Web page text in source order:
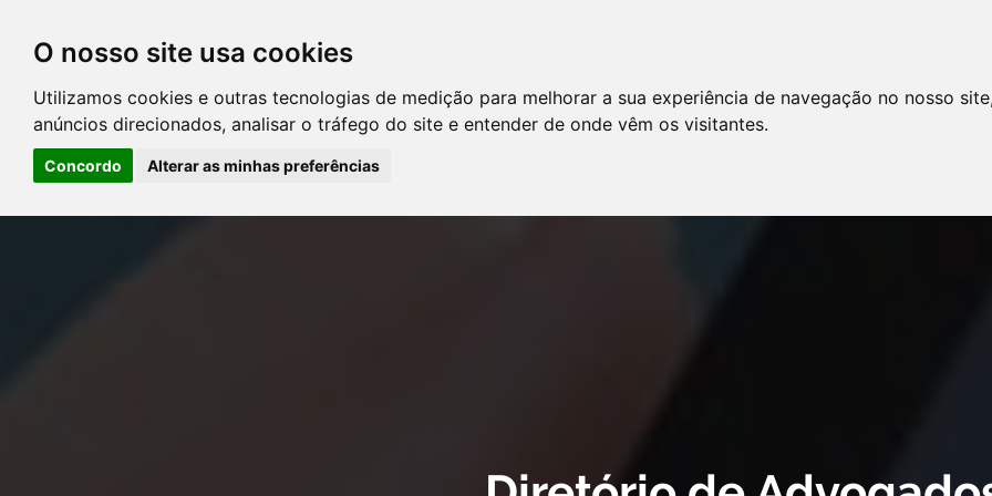
O nosso site usa cookies
Utilizamos cookies e outras tecnologias de medição para melhorar a sua experiência de navegação no nosso
anúncios direcionados, analisar o tráfego do site e entender de onde vêm os visitantes.
Concordo Alterar as minhas preferências
DIRETÓRIO DE ADVOGADOS
CONTATE-NOS PERGUNTAS FREQÜENTES